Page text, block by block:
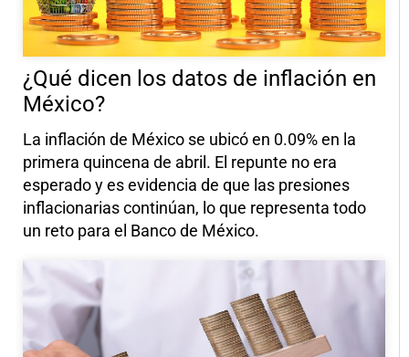
¿Qué dicen los datos de inflación en
México?
La inflación de México se ubicó en 0.09% en la
primera quincena de abril. El repunte no era
esperado y es evidencia de que las presiones
inflacionarias continúan, lo que representa todo
un reto para el Banco de México.